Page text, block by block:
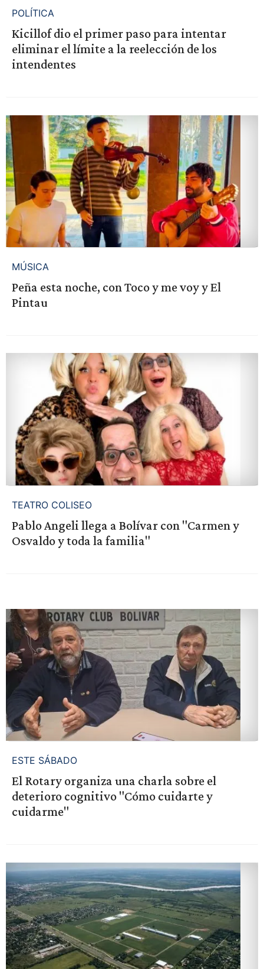
POLÍTICA
Kicillof dio el primer paso para intentar
eliminar el límite a la reelección de los
intendentes
MÚSICA
Peña esta noche, con Toco y me voy y El
Pintau
TEATRO COLISEO
Pablo Angeli llega a Bolívar con "Carmen y
Osvaldo y toda la familia"
ESTE SÁBADO
El Rotary organiza una charla sobre el
deterioro cognitivo "Cómo cuidarte y
cuidarme"